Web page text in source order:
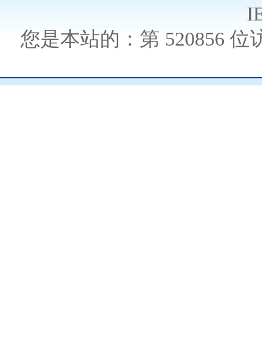
您是本站的：第 520856